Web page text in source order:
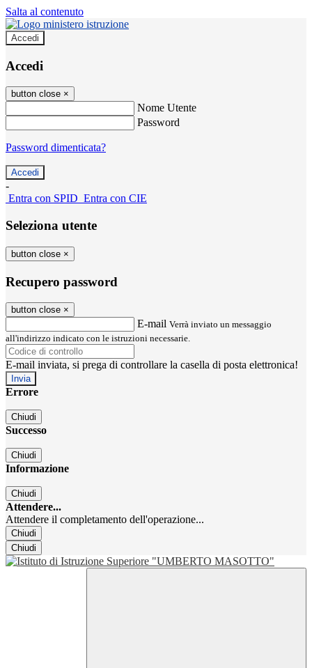
Salta al contenuto
Accedi
Accedi
button close ×
Nome Utente
Password
Password dimenticata?
-
Entra con SPID Entra con CIE
Seleziona utente
button close ×
Recupero password
button close ×
E-mail Verrà inviato un messaggio
all'indirizzo indicato con le istruzioni necessarie.
E-mail inviata, si prega di controllare la casella di posta elettronica!
Errore
Chiudi
Successo
Chiudi
Informazione
Chiudi
Attendere...
Attendere il completamento dell'operazione...
Chiudi
Chiudi